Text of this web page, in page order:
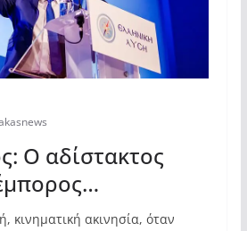
Ο αδίστακτος
κινηματική ακινησία, όταν